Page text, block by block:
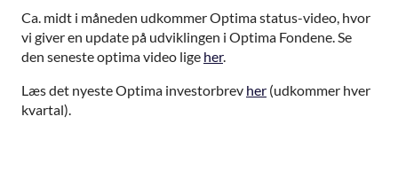
Ca. midt i måneden udkommer Optima status-video, hvor
vi giver en update på udviklingen i Optima Fondene. Se
den seneste optima video lige her.
Læs det nyeste Optima investorbrev her (udkommer hver
kvartal).